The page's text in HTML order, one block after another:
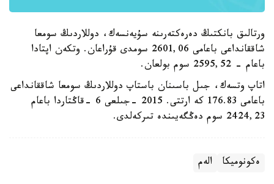
ورتالىق بانكتىڭ دەرەكتەرىنە سۇيەنسەك، دوللاردىڭ سومعا
شاققانداعى باعامى 2601,06 سومدى قۇراعان. وتكەن اپتادا
باعام - 2595,52 سوم بولعان.
اتاپ وتسەك، جىل باسىنان باستاپ دوللاردىڭ سومعا شاققانداعى
باعامى 176.83 كە ارتتى. 2015 -جىلعى 6 -قاڭتاردا باعام
2424,23 سوم دەڭگەيىندە تىركەلدى.
ەكونوميكا الەم